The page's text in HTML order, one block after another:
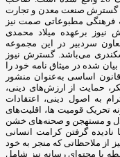
گسترش صنعت معدن و تجارت
فرهنگی مطبوعاتی صمت نیز
نیوز برعهده میلاد محمدی
سردبیر در این مجموعه
می‌باشد. گسترش نیوز
شده در میثاق نامه خود را
قانون اساسی به‌عنوان منشور
حمایت از ارزش‌های دینی،
به اصول دینی، اعتقادات
تحریک قومیت ‌ها، اقلیت‌های
و مستهجن و صحنه‌های خشن
گرفتن کرامت انسانی
از ملاحظاتی که منجر به خود
با محتوای رسانه نیز شامل